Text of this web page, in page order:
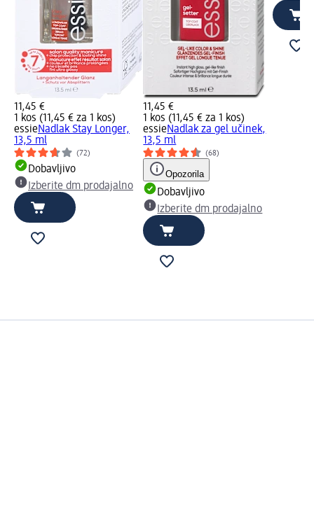
11,45 €
1 kos (11,45 € za 1 kos)
essieNadlak Stay Longer,
13,5 ml
(72)
Dobavljivo
Izberite dm prodajalno
11,45 €
1 kos (11,45 € za 1 kos)
essieNadlak za gel učinek,
13,5 ml
(68)
Opozorila
Dobavljivo
Izberite dm prodajalno